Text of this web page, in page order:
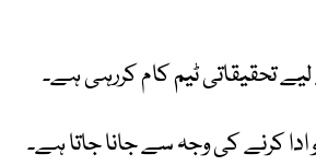
تحقیقاتی ٹیم کام کررہی ہے۔
ادا کرنے کی وجہ سے جانا جاتا ہے۔